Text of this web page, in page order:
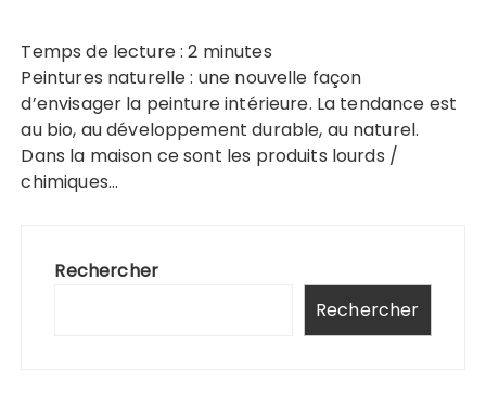
Temps de lecture :2 minutes
Peintures naturelle : une nouvelle façon
d’envisager la peinture intérieure. La tendance est
au bio, au développement durable, au naturel.
Dans la maison ce sont les produits lourds /
chimiques…
Rechercher
Rechercher